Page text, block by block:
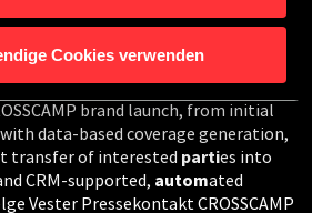
Cookies verwenden
AWARDS
lead management concept was
brand launch, from initial
data-based coverage generation,
transfer of interested parties into
CRM-supported, automated
Vester Pressekontakt CROSSCAMP